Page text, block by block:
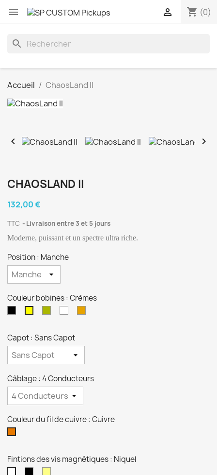
 shopping_cart (0)

search
Accueil ChaosLand II
 
CHAOSLAND II
132,00 €
TTC Livraison entre 3 et 5 jours
Moderne, puissant et un spectre ultra riche.
Position : Manche
Couleur bobines : Crèmes
Capot : Sans Capot
Câblage : 4 Conducteurs
Couleur du fil de cuivre : Cuivre
Fintions des vis magnétiques : Niquel